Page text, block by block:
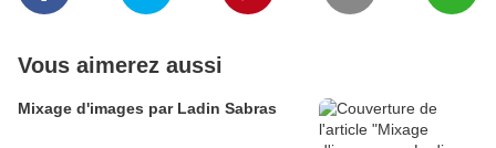
Vous aimerez aussi
Mixage d'images par Ladin Sabras